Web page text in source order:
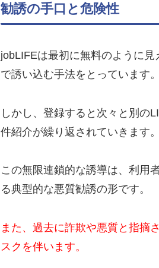
勧誘の手口と危険性
jobLIFEは最初に無料のように
で誘い込む手法をとっています。
しかし、登録すると次々と別の
件紹介が繰り返されていきます。
この無限連鎖的な誘導は、利用
る典型的な悪質勧誘の形です。
また、過去に詐欺や悪質と指摘
スクを伴います。